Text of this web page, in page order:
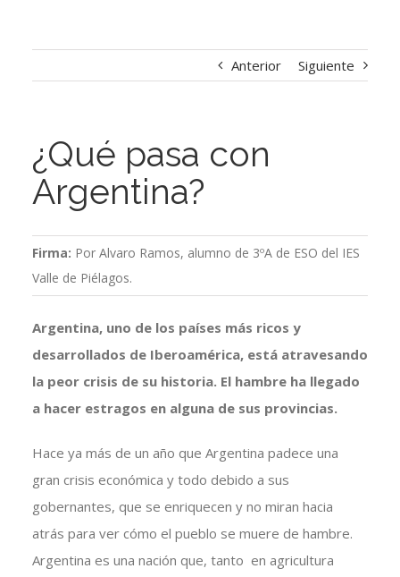
Anterior Siguiente
¿Qué pasa con
Argentina?
Firma: Por Alvaro Ramos, alumno de 3ºA de ESO del IES
Valle de Piélagos.
Argentina, uno de los países más ricos y
desarrollados de Iberoamérica, está atravesando
la peor crisis de su historia. El hambre ha llegado
a hacer estragos en alguna de sus provincias.
Hace ya más de un año que Argentina padece una
gran crisis económica y todo debido a sus
gobernantes, que se enriquecen y no miran hacia
atrás para ver cómo el pueblo se muere de hambre.
Argentina es una nación que, tanto en agricultura